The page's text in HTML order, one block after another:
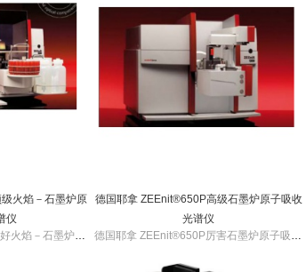
火焰－石墨炉原
仪
德国耶拿ZEEnit®700P顶好火焰－石墨炉原子吸收光谱仪是火焰－石墨炉一体化，设计紧凑。德国耶拿ZEEnit®700P顶好火焰－石墨炉原子吸收光谱仪单/双光束自动切换。
德国耶拿 ZEEnit®650P高级石墨炉原子吸收
光谱仪
德国耶拿 ZEEnit®650P厉害石墨炉原子吸收光谱仪紧凑型的设计，采用先进的横向加热石墨炉技术。德国耶拿 ZEEnit®650P厉害石墨炉原子吸收光谱仪全自动8灯转换。